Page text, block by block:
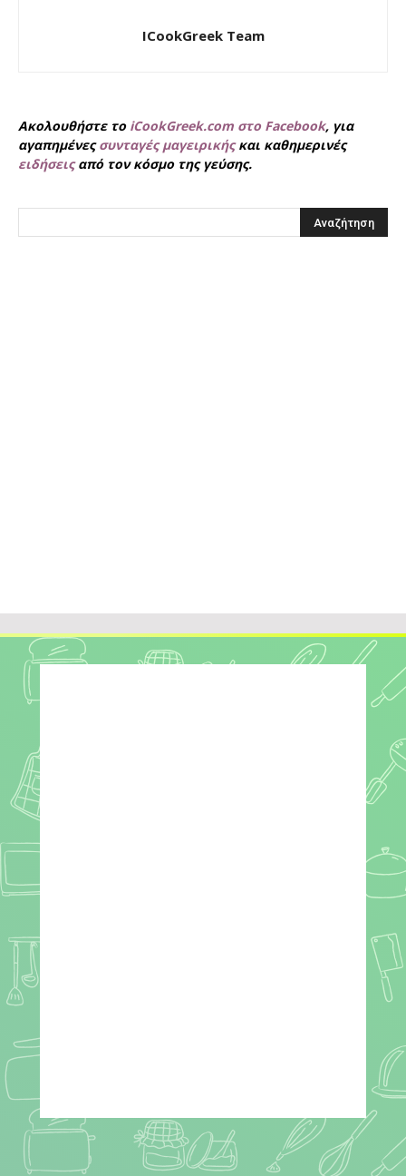
ICookGreek Team
Ακολουθήστε το iCookGreek.com στο Facebook, για
αγαπημένεςσυνταγές μαγειρικήςκαι καθημερινές
ειδήσειςαπό τον κόσμο της γεύσης.